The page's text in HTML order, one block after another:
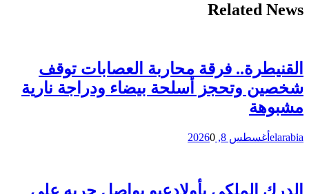
Related News
القنيطرة.. فرقة محاربة العصابات توقف
شخصين وتحجز أسلحة بيضاء ودراجة نارية
مشبوهة
elarabia أغسطس 8, 2026 0
الدرك الملكي بأولادعبو يواصل حربه على